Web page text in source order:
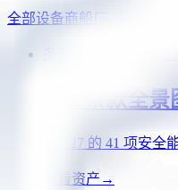
全部设备商船厂 / 船东
E27 条款全景
把 E27 的 41 项安
查看资产 →